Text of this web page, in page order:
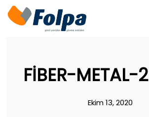
FIBER-METAL-2
Ekim 13, 2020